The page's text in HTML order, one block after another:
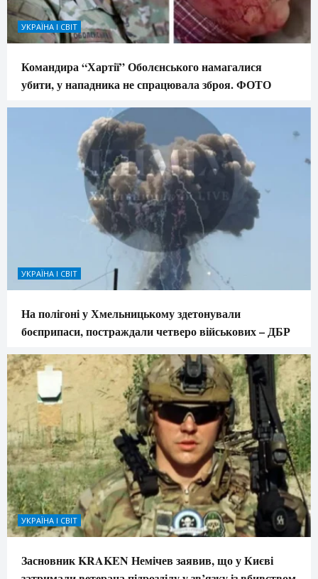
УКРАЇНА І СВІТ
Командира “Хартії” Оболєнського намагалися
убити, у нападника не спрацювала зброя. ФОТО
УКРАЇНА І СВІТ
На полігоні у Хмельницькому здетонували
боєприпаси, постраждали четверо військових – ДБР
УКРАЇНА І СВІТ
Засновник KRAKEN Немічев заявив, що у Києві